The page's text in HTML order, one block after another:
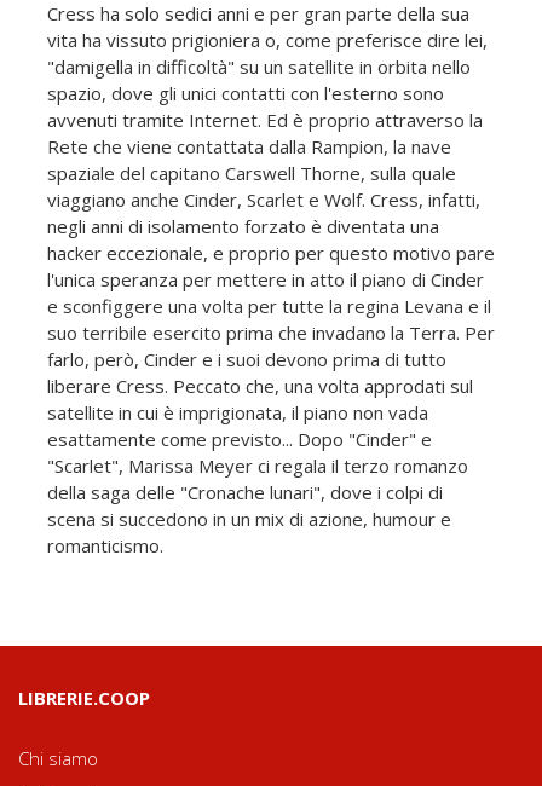
Cress ha solo sedici anni e per gran parte della sua
vita ha vissuto prigioniera o, come preferisce dire lei,
"damigella in difficoltà" su un satellite in orbita nello
spazio, dove gli unici contatti con l'esterno sono
avvenuti tramite Internet. Ed è proprio attraverso la
Rete che viene contattata dalla Rampion, la nave
spaziale del capitano Carswell Thorne, sulla quale
viaggiano anche Cinder, Scarlet e Wolf. Cress, infatti,
negli anni di isolamento forzato è diventata una
hacker eccezionale, e proprio per questo motivo pare
l'unica speranza per mettere in atto il piano di Cinder
e sconfiggere una volta per tutte la regina Levana e il
suo terribile esercito prima che invadano la Terra. Per
farlo, però, Cinder e i suoi devono prima di tutto
liberare Cress. Peccato che, una volta approdati sul
satellite in cui è imprigionata, il piano non vada
esattamente come previsto... Dopo "Cinder" e
"Scarlet", Marissa Meyer ci regala il terzo romanzo
della saga delle "Cronache lunari", dove i colpi di
scena si succedono in un mix di azione, humour e
romanticismo.
LIBRERIE.COOP
Chi siamo